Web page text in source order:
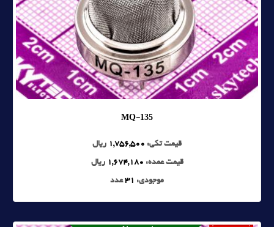
MQ-135
قیمت تکی: 1,756,500 ریال
قیمت عمده: 1,674,180 ریال
موجودی: 31عدد